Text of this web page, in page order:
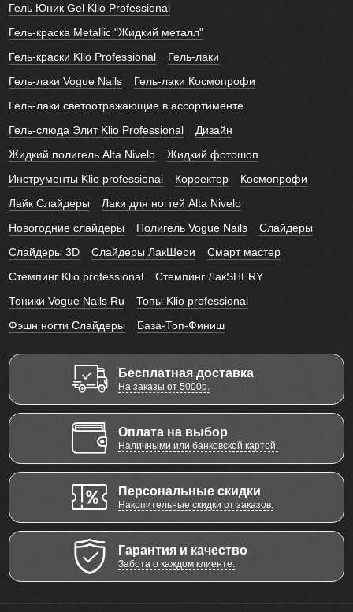
Гель Юник Gel Klio Professional
Гель-краска Metallic "Жидкий металл"
Гель-краски Klio Professional
Гель-лаки
Гель-лаки Vogue Nails
Гель-лаки Космопрофи
Гель-лаки светоотражающие в ассортименте
Гель-слюда Элит Klio Professional
Дизайн
Жидкий полигель Alta Nivelo
Жидкий фотошоп
Инструменты Klio professional
Корректор
Космопрофи
Лайк Слайдеры
Лаки для ногтей Alta Nivelo
Новогодние слайдеры
Полигель Vogue Nails
Слайдеры
Слайдеры 3D
Слайдеры ЛакШери
Смарт мастер
Стемпинг Klio professional
Стемпинг ЛакSHERY
Тоники Vogue Nails Ru
Топы Klio professional
Фэшн ногти Слайдеры
База-Топ-Финиш
Бесплатная доставка
На заказы от 5000р.
Оплата на выбор
Наличными или банковской картой.
Персональные скидки
Накопительные скидки от заказов.
Гарантия и качество
Забота о каждом клиенте.